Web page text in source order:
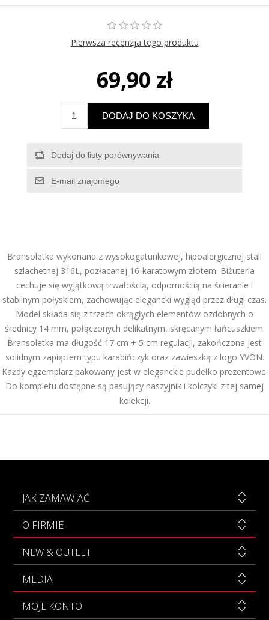
Pierwsza recenzja tego produktu
69,90 zł
Bransoletka wykonana z wysokogatunkowej, hipoalergicznej stali
szlachetnej 316L, pozłacanej 16-karatowym złotem. Biżuteria
cechuje się wyjątkową trwałością, odpornością na ścieranie i
stabilnym połyskiem, zachowując elegancki wygląd przez długi czas.
Model składa się z trzech okrągłych elementów ozdobnych o
średnicy 14 mm, połączonych delikatnym, skręcanym łańcuszkiem.
Bransoletka ma długość 17 cm + 5 cm regulacji, zakończona jest
solidnym zapięciem typu karabińczyk oraz zawieszką z logo YVON.
Każdy egzemplarz pakowany jest w eleganckie pudełko prezentowe.
Do kompletu dostępne są pasujący naszyjnik i kolczyki z tej samej
kolekcji.
JAK ZAMAWIAĆ
O FIRMIE
NEW & OUTLET
MEDIA
MOJE KONTO